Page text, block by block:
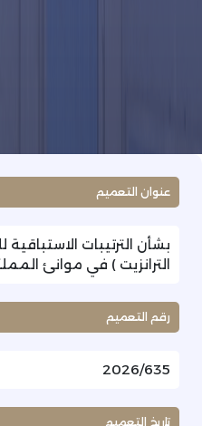
عنوان التعميم
بشأن الترتيبات
الترانزيت ) في موانئ
رقم التعميم
2026/635
تاريخ التعميم